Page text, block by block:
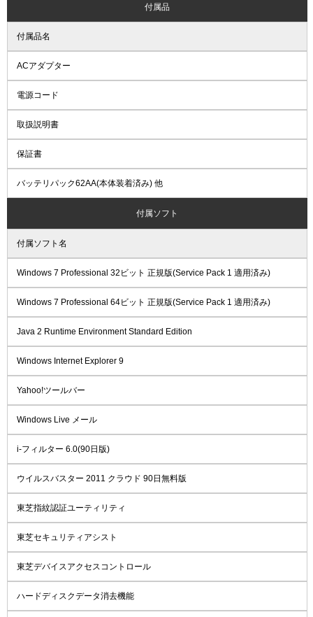
付属品
付属品名
ACアダプター
電源コード
取扱説明書
保証書
バッテリパック62AA(本体装着済み) 他
付属ソフト
付属ソフト名
Windows 7 Professional 32ビット 正規版(Service Pack 1 適用済み)
Windows 7 Professional 64ビット 正規版(Service Pack 1 適用済み)
Java 2 Runtime Environment Standard Edition
Windows Internet Explorer 9
Yahoo!ツールバー
Windows Live メール
i-フィルター 6.0(90日版)
ウイルスバスター 2011 クラウド 90日無料版
東芝指紋認証ユーティリティ
東芝セキュリティアシスト
東芝デバイスアクセスコントロール
ハードディスクデータ消去機能